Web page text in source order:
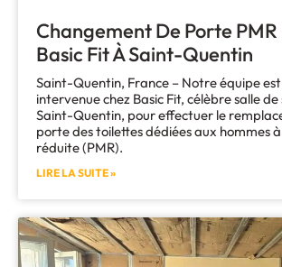
Changement De Porte PMR
Basic Fit À Saint-Quentin
Saint-Quentin, France – Notre équipe
intervenue chez Basic Fit, célèbre salle
Saint-Quentin, pour effectuer le
porte des toilettes dédiées aux hommes
réduite (PMR).
LIRE LA SUITE »